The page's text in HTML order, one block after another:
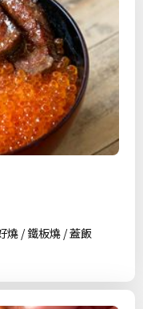
燒 / 鐵板燒 / 蓋飯